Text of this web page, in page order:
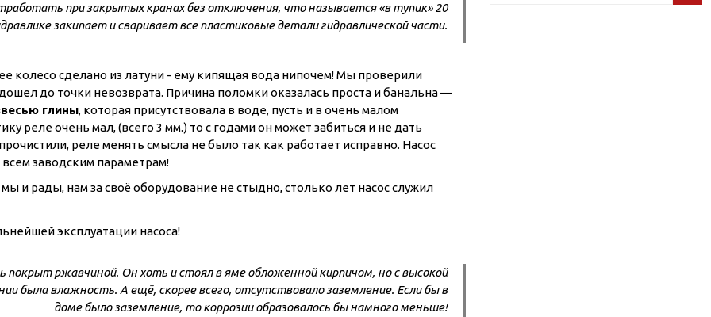
при закрытых кранах без отключения, что называется «в тупик» 20
закипает и сваривает все пластиковые детали гидравлической части.
колесо сделано из латуни - ему кипящая вода нипочем! Мы проверили
до точки невозврата. Причина поломки оказалась проста и банальна —
глины, которая присутствовала в воде, пусть и в очень малом
реле очень мал, (всего 3 мм.) то с годами он может забиться и не дать
реле менять смысла не было так как работает исправно. Насос
заводским параметрам!
и рады, нам за своё оборудование не стыдно, столько лет насос служил
эксплуатации насоса!
покрыт ржавчиной. Он хоть и стоял в яме обложенной кирпичом, но с высокой
была влажность. А ещё, скорее всего, отсутствовало заземление. Если бы в
доме было заземление, то коррозии образовалось бы намного меньше!